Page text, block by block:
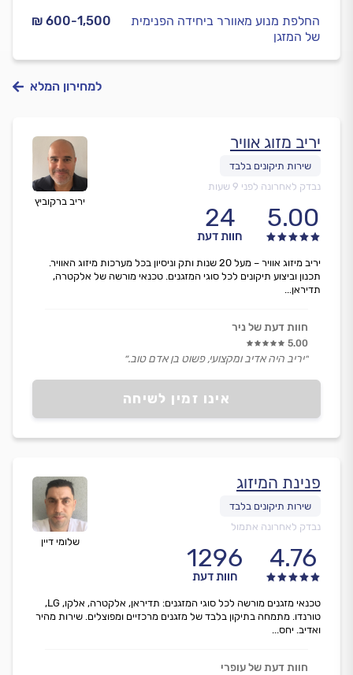
₪ 600-1,500
החלפת מנוע מאוורר ביחידה הפנימית
של המזגן
למחירון המלא
יריב ברקוביץ
יריב מזוג אוויר
נבדק לאחרונה לפני 9 שעות
5.00
24
חוות דעת
אינו זמין לשיחה
יריב מיזוג אוויר – מעל 20 שנות ותק וניסיון בכל מערכות מיזוג האוויר.
תכנון וביצוע תיקונים לכל סוגי המזגנים. טכנאי מורשה של אלקטרה,
תדיראן...
חוות דעת של ניר
5.00
״יריב היה אדיב ומקצועי, פשוט בן אדם טוב.״
שלומי דיין
פנינת המיזוג
נבדק לאחרונה אתמול
4.76
1296
חוות דעת
טכנאי מזגנים מורשה לכל סוגי המזגנים: תדיראן, אלקטרה, אלקו, LG,
טורנדו. מתמחה בתיקון בלבד של מזגנים מרכזיים ומפוצלים. שירות מהיר
ואדיב. יחס...
חוות דעת של עופרי